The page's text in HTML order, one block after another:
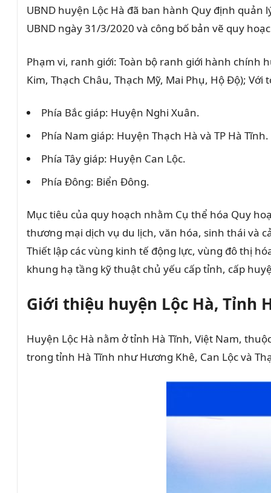
UBND huyện Lộc Hà đã ban hành Quy định
UBND ngày 31/3/2020 và công bố bản vẽ quy
Phạm vi, ranh giới: Toàn bộ ranh giới hành chính
Kim, Thạch Châu, Thạch Mỹ, Mai Phụ, Hộ Độ);
Phía Bắc giáp: Huyện Nghi Xuân.
Phía Nam giáp: Huyện Thạch Hà và TP Hà Tĩnh.
Phía Tây giáp: Huyện Can Lộc.
Phía Đông: Biển Đông.
Mục tiêu của quy hoạch nhằm Cụ thể hóa Quy
thương mại dịch vụ du lịch, văn hóa, sinh thái và
Thiết lập các vùng kinh tế động lực, vùng đô thị
khung hạ tầng kỹ thuật chủ yếu cấp tỉnh, cấp
Giới thiệu huyện Lộc Hà, Tỉnh
Huyện Lộc Hà nằm ở tỉnh Hà Tĩnh, Việt Nam,
trong tỉnh Hà Tĩnh như Hương Khê, Can Lộc và